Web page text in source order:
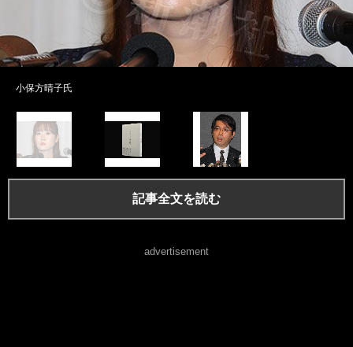
小保方晴子氏
記事全文を読む
advertisement